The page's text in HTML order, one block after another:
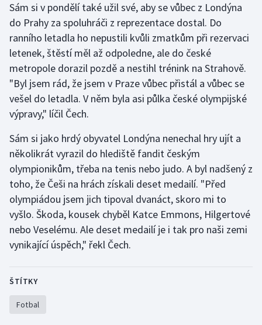
Sám si v pondělí také užil své, aby se vůbec z Londýna
do Prahy za spoluhráči z reprezentace dostal. Do
ranního letadla ho nepustili kvůli zmatkům při rezervaci
letenek, štěstí měl až odpoledne, ale do české
metropole dorazil pozdě a nestihl trénink na Strahově.
"Byl jsem rád, že jsem v Praze vůbec přistál a vůbec se
vešel do letadla. V něm byla asi půlka české olympijské
výpravy," líčil Čech.
Sám si jako hrdý obyvatel Londýna nenechal hry ujít a
několikrát vyrazil do hlediště fandit českým
olympionikům, třeba na tenis nebo judo. A byl nadšený z
toho, že Češi na hrách získali deset medailí. "Před
olympiádou jsem jich tipoval dvanáct, skoro mi to
vyšlo. Škoda, kousek chyběl Katce Emmons, Hilgertové
nebo Veselému. Ale deset medailí je i tak pro naši zemi
vynikající úspěch," řekl Čech.
ŠTÍTKY
Fotbal